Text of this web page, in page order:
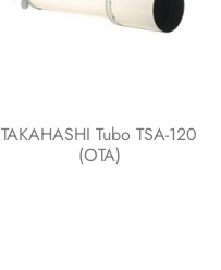
TAKAHASHI Tubo TSA-120
(OTA)